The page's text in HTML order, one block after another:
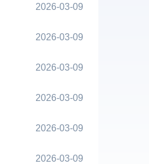
2026-03-09
2026-03-09
2026-03-09
2026-03-09
2026-03-09
2026-03-09